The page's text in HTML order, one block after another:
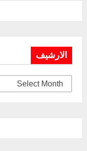
الارشيف